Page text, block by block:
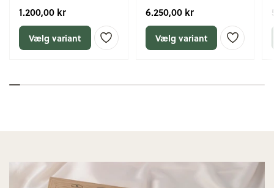
1.200,00 kr
Vælg variant
6.250,00 kr
Vælg variant